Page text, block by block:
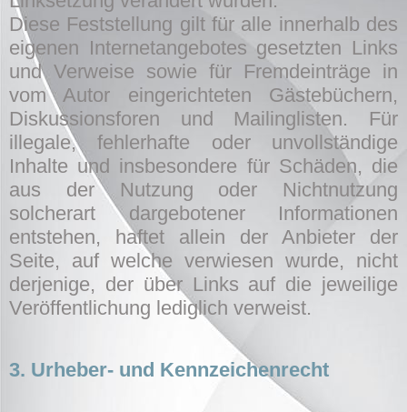
Diese Feststellung gilt für alle innerhalb des
eigenen Internetangebotes gesetzten Links
und Verweise sowie für Fremdeinträge in
vom Autor eingerichteten Gästebüchern,
Diskussionsforen und Mailinglisten. Für
illegale, fehlerhafte oder unvollständige
Inhalte und insbesondere für Schäden, die
aus der Nutzung oder Nichtnutzung
solcherart dargebotener Informationen
entstehen, haftet allein der Anbieter der
Seite, auf welche verwiesen wurde, nicht
derjenige, der über Links auf die jeweilige
Veröffentlichung lediglich verweist.
3. Urheber- und Kennzeichenrecht